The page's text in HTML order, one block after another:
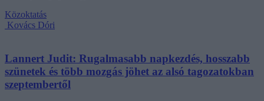
Közoktatás
Kovács Dóri
Lannert Judit: Rugalmasabb napkezdés, hosszabb
szünetek és több mozgás jöhet az alsó tagozatokban
szeptembertől